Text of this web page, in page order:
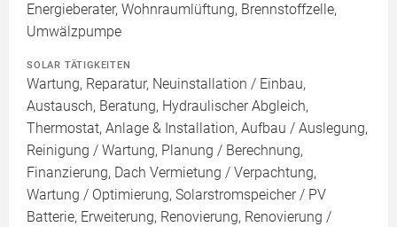
Energieberater, Wohnraumlüftung, Brennstoffzelle,
Umwälzpumpe
SOLAR TÄTIGKEITEN
Wartung, Reparatur, Neuinstallation / Einbau,
Austausch, Beratung, Hydraulischer Abgleich,
Thermostat, Anlage & Installation, Aufbau / Auslegung,
Reinigung / Wartung, Planung / Berechnung,
Finanzierung, Dach Vermietung / Verpachtung,
Wartung / Optimierung, Solarstromspeicher / PV
Batterie, Erweiterung, Renovierung, Renovierung /